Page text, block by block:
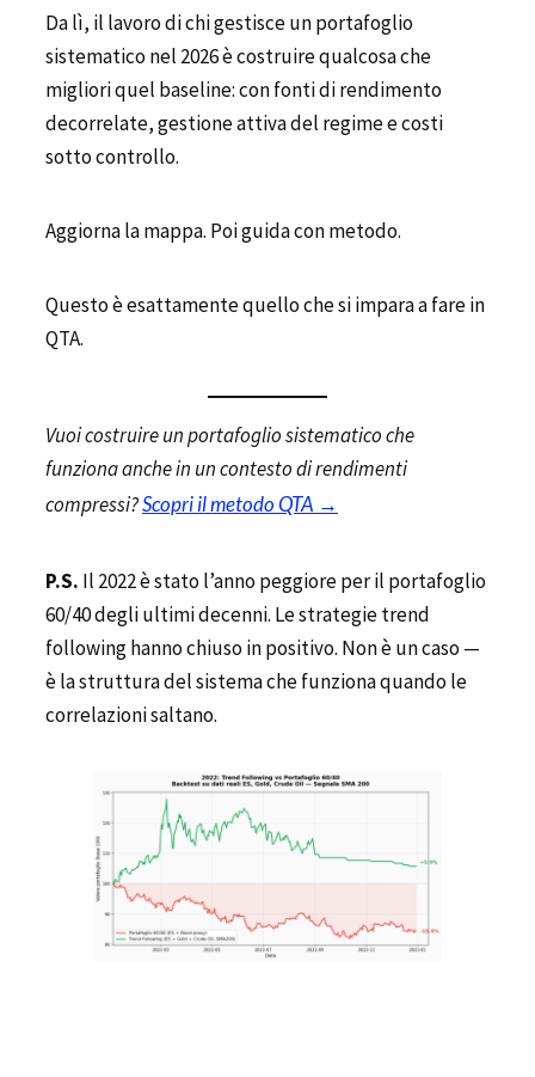
Da lì, il lavoro di chi gestisce un portafoglio
sistematico nel 2026 è costruire qualcosa che
migliori quel baseline: con fonti di rendimento
decorrelate, gestione attiva del regime e costi
sotto controllo.
Aggiorna la mappa. Poi guida con metodo.
Questo è esattamente quello che si impara a fare in
QTA.
Vuoi costruire un portafoglio sistematico che
funziona anche in un contesto di rendimenti
compressi?Scopri il metodo QTA →
P.S. Il 2022 è stato l’anno peggiore per il portafoglio
60/40 degli ultimi decenni. Le strategie trend
following hanno chiuso in positivo. Non è un caso —
è la struttura del sistema che funziona quando le
correlazioni saltano.